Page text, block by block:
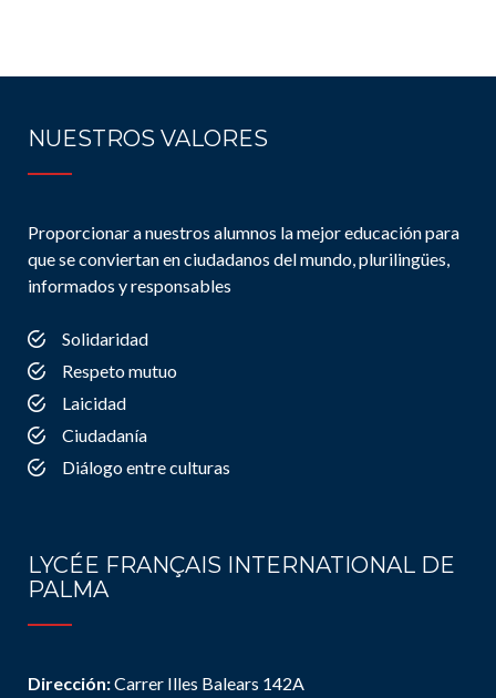
NUESTROS VALORES
Proporcionar a nuestros alumnos la mejor educación para
que se conviertan en ciudadanos del mundo, plurilingües,
informados y responsables
Solidaridad
Respeto mutuo
Laicidad
Ciudadanía
Diálogo entre culturas
LYCÉE FRANÇAIS INTERNATIONAL DE
PALMA
Dirección:Carrer Illes Balears 142A